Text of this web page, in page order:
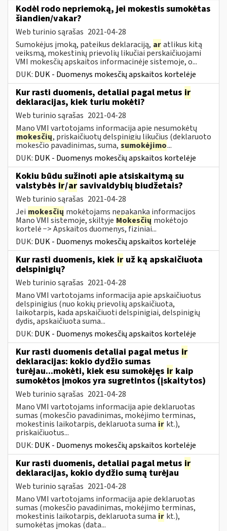
Kodėl rodo nepriemoką, jei mokestis sumokėtas
šiandien/vakar?
Web turinio sąrašas 2021-04-28
Sumokėjus įmoką, pateikus deklaraciją, aratlikus kitą
veiksmą, mokestinių prievolių likučiai perskaičiuojami
VMI mokesčių apskaitos informacinėje sistemoje, o...
DUK: DUK - Duomenys mokesčių apskaitos kortelėje
Kur rasti duomenis, detaliai pagal metus ir
deklaracijas, kiek turiu mokėti?
Web turinio sąrašas 2021-04-28
Mano VMI vartotojams informacija apie nesumokėtų
mokesčių, priskaičiuotų delspinigių likučius (deklaruoto
mokesčio pavadinimas, suma, sumokėjimo...
DUK: DUK - Duomenys mokesčių apskaitos kortelėje
Kokiu būdu sužinoti apie atsiskaitymą su
valstybės ir/ar savivaldybių biudžetais?
Web turinio sąrašas 2021-04-28
Jei mokesčių mokėtojams nepakanka informacijos
Mano VMI sistemoje, skiltyje Mokesčių mokėtojo
kortelė −> Apskaitos duomenys, fiziniai...
DUK: DUK - Duomenys mokesčių apskaitos kortelėje
Kur rasti duomenis, kiek ir už ką apskaičiuota
delspinigių?
Web turinio sąrašas 2021-04-28
Mano VMI vartotojams informacija apie apskaičiuotus
delspinigius (nuo kokių prievolių apskaičiuota,
laikotarpis, kada apskaičiuoti delspinigiai, delspinigių
dydis, apskaičiuota suma...
DUK: DUK - Duomenys mokesčių apskaitos kortelėje
Kur rasti duomenis detaliai pagal metus ir
deklaracijas: kokio dydžio sumas
turėjau...mokėti, kiek esu sumokėjęs ir kaip
sumokėtos įmokos yra sugretintos (įskaitytos)
Web turinio sąrašas 2021-04-28
Mano VMI vartotojams informacija apie deklaruotas
sumas (mokesčio pavadinimas, mokėjimo terminas,
mokestinis laikotarpis, deklaruota suma ir kt.),
priskaičiuotus...
DUK: DUK - Duomenys mokesčių apskaitos kortelėje
Kur rasti duomenis, detaliai pagal metus ir
deklaracijas, kokio dydžio sumą turėjau
Web turinio sąrašas 2021-04-28
Mano VMI vartotojams informacija apie deklaruotas
sumas (mokesčio pavadinimas, mokėjimo terminas,
mokestinis laikotarpis, deklaruota suma ir kt.),
sumokėtas įmokas (data...